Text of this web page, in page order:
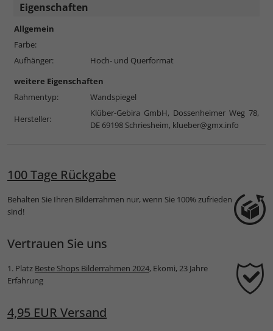
Eigenschaften
Allgemein
Farbe:
Aufhänger:
Hoch- und Querformat
weitere Eigenschaften
Rahmentyp:
Wandspiegel
Hersteller:
Klüber-Gebira GmbH, Dossenheimer Weg 78,
DE 69198 Schriesheim, klueber@gmx.info
100 Tage Rückgabe
Behalten Sie Ihren Bilderrahmen nur, wenn Sie 100% zufrieden
sind!
Vertrauen Sie uns
1. Platz Beste Shops Bilderrahmen 2024, Ekomi, 23 Jahre
Erfahrung
4,95 EUR Versand